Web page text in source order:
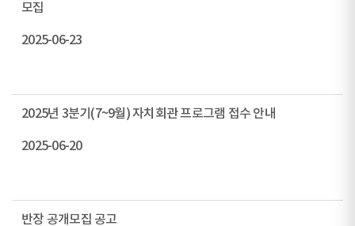
모집
2025-06-23
2025년 3분기(7~9월) 자치회관 프로그램 접수 안내
2025-06-20
반장 공개모집 공고